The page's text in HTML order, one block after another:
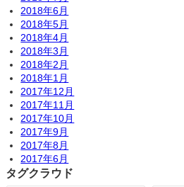
2018年6月
2018年5月
2018年4月
2018年3月
2018年2月
2018年1月
2017年12月
2017年11月
2017年10月
2017年9月
2017年8月
2017年6月
タグクラウド